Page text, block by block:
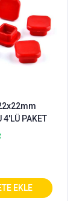
4'LÜ PAKET